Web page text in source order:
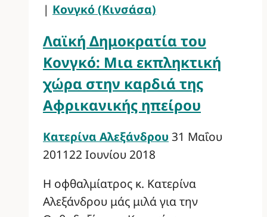
| Κονγκό (Κινσάσα)
Λαϊκή Δημοκρατία του
Κονγκό: Μια εκπληκτική
χώρα στην καρδιά της
Αφρικανικής ηπείρου
Κατερίνα Αλεξάνδρου 31 Μαΐου
201122 Ιουνίου 2018
Η οφθαλμίατρος κ. Κατερίνα
Αλεξάνδρου μάς μιλά για την